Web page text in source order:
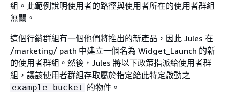
組。此範例說明使用者的路徑與使用者所在的使用者群組
無關。
這個行銷群組有一個他們將推出的新產品，因此 Jules 在
/marketing/ path 中建立一個名為 Widget_Launch 的新
的使用者群組。然後，Jules 將以下政策指派給使用者群
組，讓該使用者群組存取屬於指定給此特定啟動之
example_bucket 的物件。